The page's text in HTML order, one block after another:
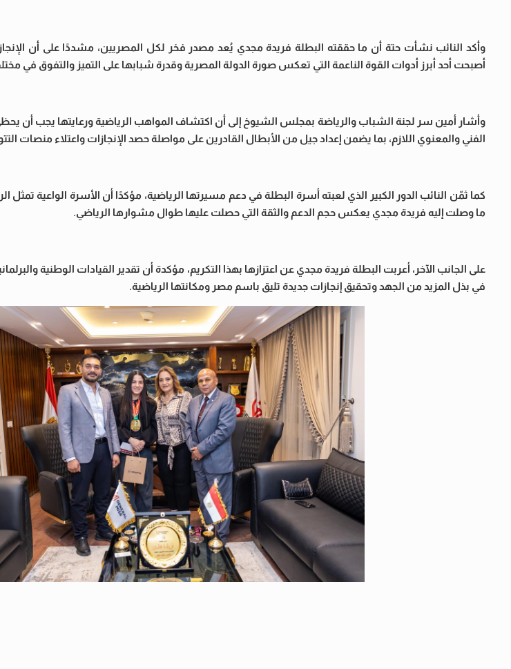
وأكد النائب نشأت حتة أن ما حققته البطلة فريدة مجدي يُعد مصدر فخر لكل المصريين، مشددًا على أن
أصبحت أحد أبرز أدوات القوة الناعمة التي تعكس صورة الدولة المصرية وقدرة شبابها على التميز والتفوق في
وأشار أمين سر لجنة الشباب والرياضة بمجلس الشيوخ إلى أن اكتشاف المواهب الرياضية ورعايتها يجب أن
الفني والمعنوي اللازم، بما يضمن إعداد جيل من الأبطال القادرين على مواصلة حصد الإنجازات واعتلاء منصات
كما ثمّن النائب الدور الكبير الذي لعبته أسرة البطلة في دعم مسيرتها الرياضية، مؤكدًا أن الأسرة الواعية تمثل
ما وصلت إليه فريدة مجدي يعكس حجم الدعم والثقة التي حصلت عليها طوال مشوارها الرياضي.
على الجانب الآخر، أعربت البطلة فريدة مجدي عن اعتزازها بهذا التكريم، مؤكدة أن تقدير القيادات الوطنية
في بذل المزيد من الجهد وتحقيق إنجازات جديدة تليق باسم مصر ومكانتها الرياضية.